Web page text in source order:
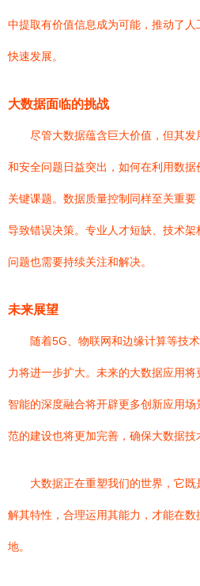
中提取有价值信息成为可能，推动了
快速发展。
大数据面临的挑战
尽管大数据蕴含巨大价值，但其
和安全问题日益突出，如何在利用数
关键课题。数据质量控制同样至关重
导致错误决策。专业人才短缺、技术
问题也需要持续关注和解决。
未来展望
随着5G、物联网和边缘计算等技
力将进一步扩大。未来的大数据应用
智能的深度融合将开辟更多创新应用
范的建设也将更加完善，确保大数据技
大数据正在重塑我们的世界，它
解其特性，合理运用其能力，才能在
地。